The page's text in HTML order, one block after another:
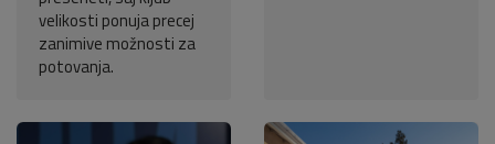
velikosti ponuja precej
zanimive možnosti za
potovanja.